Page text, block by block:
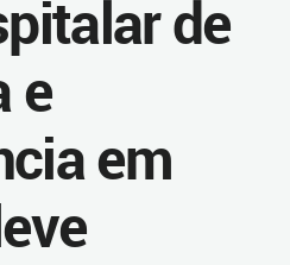
de
e
em